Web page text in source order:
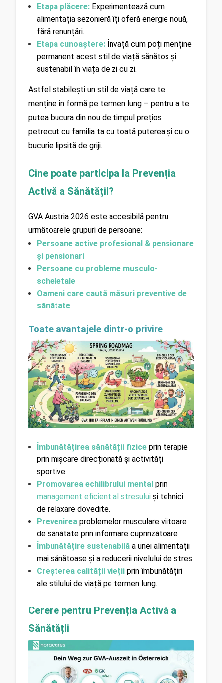
Etapa plăcere: Experimentează cum
alimentația sezonieră îți oferă energie nouă,
fără renunțări.
Etapa cunoaștere: Învață cum poți menține
permanent acest stil de viață sănătos și
sustenabil în viața de zi cu zi.
Astfel stabilești un stil de viață care te
menține în formă pe termen lung – pentru a te
putea bucura din nou de timpul prețios
petrecut cu familia ta cu toată puterea și cu o
bucurie lipsită de griji.
Cine poate participa la Prevenția
Activă a Sănătății?
GVA Austria 2026 este accesibilă pentru
următoarele grupuri de persoane:
Persoane active profesional & pensionare
și pensionari
Persoane cu probleme musculo-
scheletale
Oameni care caută măsuri preventive de
sănătate
Toate avantajele dintr-o privire
Îmbunătățirea sănătății fizice prin terapie
prin mișcare direcționată și activități
sportive.
Promovarea echilibrului mental
prin
management eficient al stresului și tehnici
de relaxare dovedite.
Prevenirea problemelor musculare viitoare
de sănătate prin informare cuprinzătoare
Îmbunătățire sustenabilă a unei alimentații
mai sănătoase și a reducerii nivelului de stres
Creșterea calității vieții prin îmbunătățiri
ale stilului de viață pe termen lung.
Cerere pentru Prevenția Activă a
Sănătății